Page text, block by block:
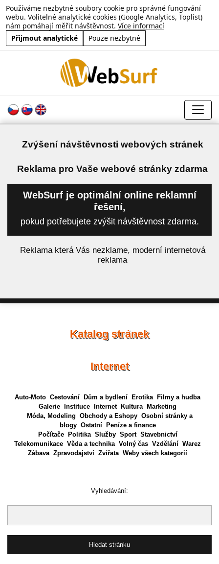
Používáme nezbytné soubory cookie pro správné fungování
webu. Volitelné analytické cookies (Google Analytics, Toplist)
nám pomáhají měřit návštěvnost. Více informací
Přijmout analytické
Pouze nezbytné
Zvýšení návštěvnosti webových stránek
Reklama pro Vaše webové stránky zdarma
WebSurf je optimální online reklamní
řešení,
pokud potřebujete zvýšit návštěvnost zdarma.
Reklama která Vás nezklame, moderní internetová
reklama
Katalog stránek
Internet
Auto-Moto Cestování Dům a bydlení Erotika
Filmy a hudba
Galerie
Instituce Internet Kultura
Marketing
Móda, Modeling Obchody a Eshopy Osobní stránky a
blogy Ostatní
Peníze a finance
Počítače
Politika Služby Sport Stavebnictví
Telekomunikace Věda a technika Volný čas Vzdělání Warez
Zábava Zpravodajství Zvířata Weby všech kategorií
Vyhledávání: